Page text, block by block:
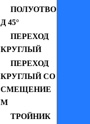
ПОЛУОТВО
Д 45°
ПЕРЕХОД
КРУГЛЫЙ
ПЕРЕХОД
КРУГЛЫЙ СО
СМЕЩЕНИЕ
М
ТРОЙНИК